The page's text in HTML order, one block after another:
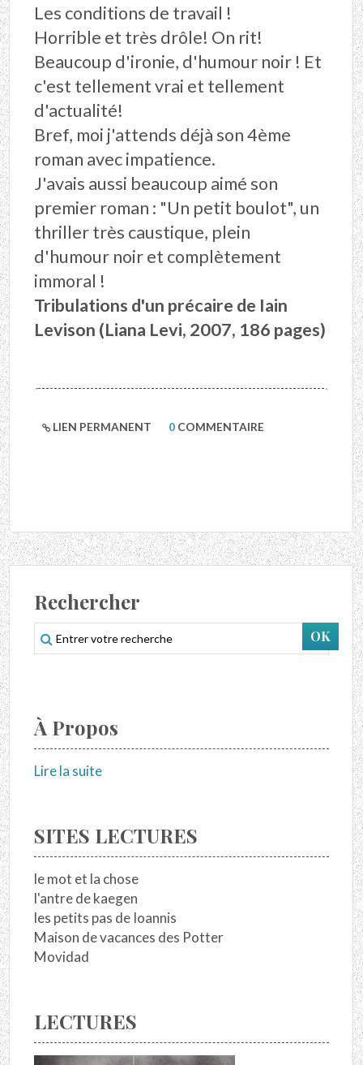
Les conditions de travail !
Horrible et très drôle! On rit!
Beaucoup d'ironie, d'humour noir ! Et
c'est tellement vrai et tellement
d'actualité!
Bref, moi j'attends déjà son 4ème
roman avec impatience.
J'avais aussi beaucoup aimé son
premier roman : "Un petit boulot", un
thriller très caustique, plein
d'humour noir et complètement
immoral !
Tribulations d'un précaire de Iain
Levison (Liana Levi, 2007, 186 pages)
LIEN PERMANENT 0 COMMENTAIRE
Rechercher
À Propos
Lire la suite
SITES LECTURES
le mot et la chose
l'antre de kaegen
les petits pas de Ioannis
Maison de vacances des Potter
Movidad
LECTURES